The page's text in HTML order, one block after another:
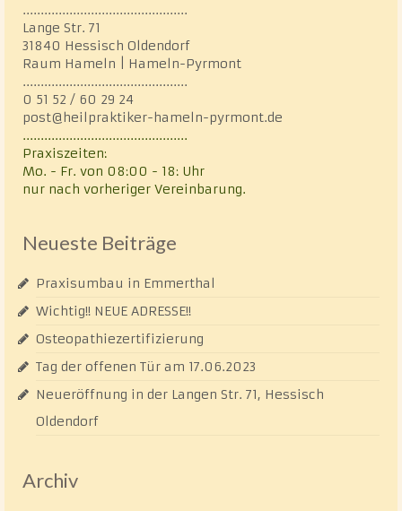
..............................................
Lange Str. 71
31840 Hessisch Oldendorf
Raum Hameln | Hameln-Pyrmont
..............................................
0 51 52 / 60 29 24
post@heilpraktiker-hameln-pyrmont.de
..............................................
Praxiszeiten:
Mo. - Fr. von 08:00 - 18: Uhr
nur nach vorheriger Vereinbarung.
Neueste Beiträge
Praxisumbau in Emmerthal
Wichtig!! NEUE ADRESSE!!
Osteopathiezertifizierung
Tag der offenen Tür am 17.06.2023
Neueröffnung in der Langen Str. 71, Hessisch
Oldendorf
Archiv